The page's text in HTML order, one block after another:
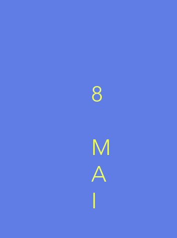
8
M
A
I